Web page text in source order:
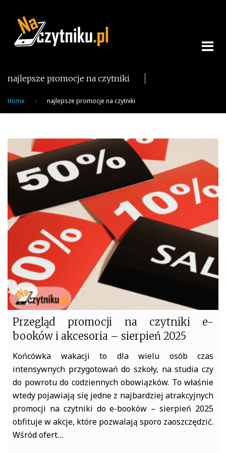
content
najlepsze promocje na czytniki
Home najlepsze promocje na czytniki
Tag:
najlepsze
promocje
na
czytniki
Przegląd promocji na czytniki e-
booków i akcesoria – sierpień 2025
Końcówka wakacji to dla wielu osób czas
intensywnych przygotowań do szkoły, na studia czy
do powrotu do codziennych obowiązków. To właśnie
wtedy pojawiają się jedne z najbardziej atrakcyjnych
promocji na czytniki do e-booków – sierpień 2025
obfituje w akcje, które pozwalają sporo zaoszczędzić.
Wśród ofert…